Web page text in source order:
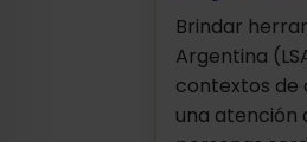
Brindar
Argentina
contextos de
una atención